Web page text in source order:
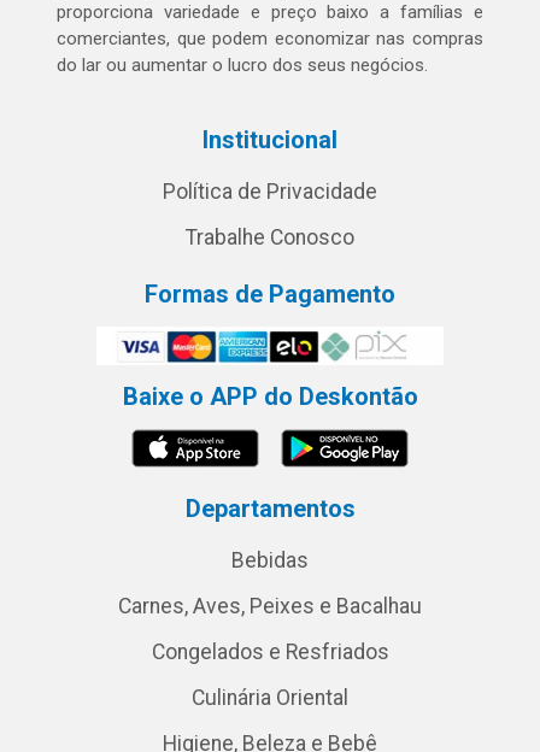
proporciona variedade e preço baixo a famílias e
comerciantes, que podem economizar nas compras
do lar ou aumentar o lucro dos seus negócios.
Institucional
Política de Privacidade
Trabalhe Conosco
Formas de Pagamento
Baixe o APP do Deskontão
Departamentos
Bebidas
Carnes, Aves, Peixes e Bacalhau
Congelados e Resfriados
Culinária Oriental
Higiene, Beleza e Bebê